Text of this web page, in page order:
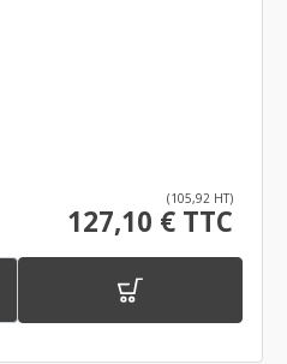
(105,92 HT)
127,10 € TTC